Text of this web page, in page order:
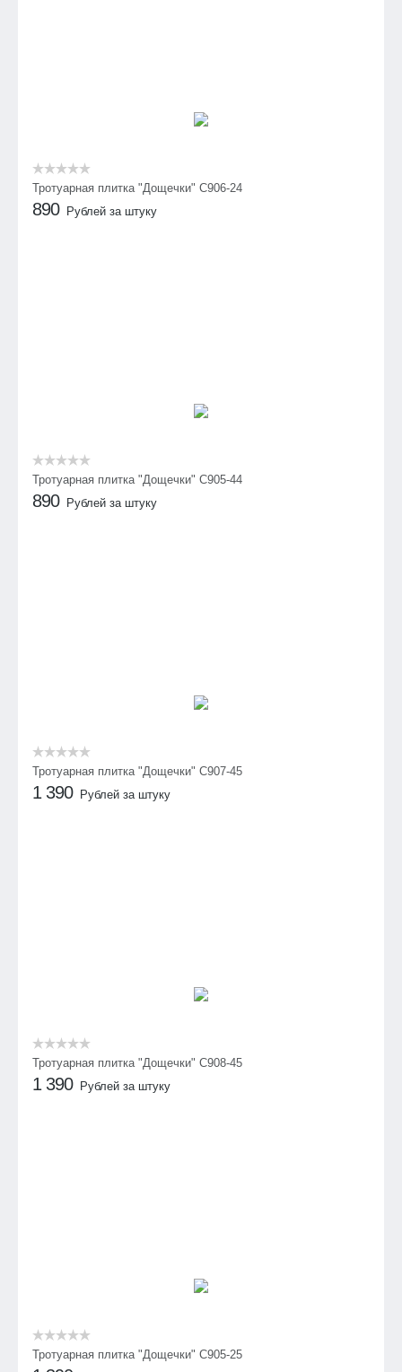
Тротуарная плитка "Дощечки" C906-24
890 Рублей за штуку
Тротуарная плитка "Дощечки" C905-44
890 Рублей за штуку
Тротуарная плитка "Дощечки" C907-45
1 390 Рублей за штуку
Тротуарная плитка "Дощечки" C908-45
1 390 Рублей за штуку
Тротуарная плитка "Дощечки" C905-25